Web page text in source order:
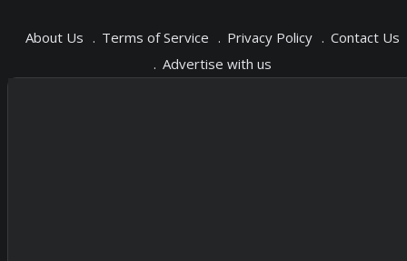
About Us Terms of Service Privacy Policy
Contact Us
Advertise with us